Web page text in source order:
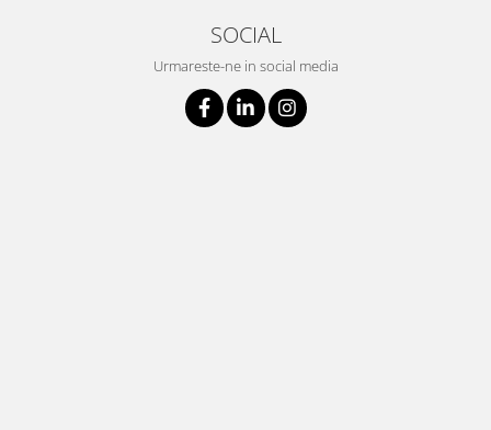
SOCIAL
Urmareste-ne in social media